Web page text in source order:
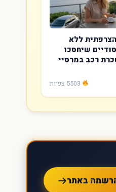
ללא
שיחסכו
רכב במרסיי
באתר